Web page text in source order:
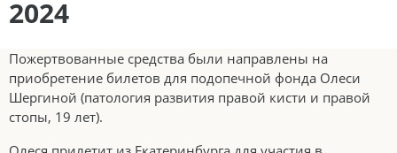
2024
Пожертвованные средства были направлены на
приобретение билетов для подопечной фонда Олеси
Шергиной (патология развития правой кисти и правой
стопы, 19 лет).